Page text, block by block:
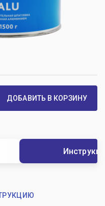
ДОБАВИТЬ В КОРЗИНУ